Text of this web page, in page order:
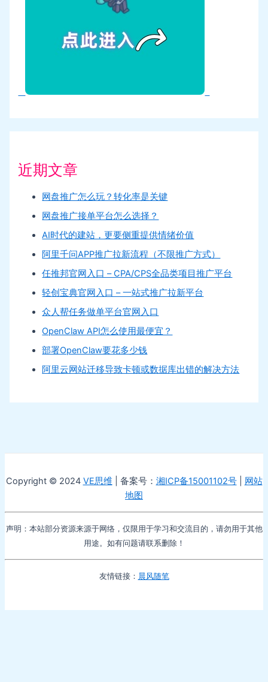
近期文章
网盘推广怎么玩？转化率是关键
网盘推广接单平台怎么选择？
AI时代的建站，更要侧重提供情绪价值
阿里千问APP推广拉新流程（不限推广方式）
任推邦官网入口 – CPA/CPS全品类项目推广平台
轻创宝典官网入口 – 一站式推广拉新平台
众人帮任务做单平台官网入口
OpenClaw API怎么使用最便宜？
部署OpenClaw要花多少钱
阿里云网站迁移导致卡顿或数据库出错的解决方法
Copyright © 2024 VE思维 | 备案号： 湘ICP备15001102号| 网站
地图
声明：本站部分资源来源于网络，仅限用于学习和交流目的，请勿用于其他
用途。如有问题请联系删除！
友情链接： 晨风随笔